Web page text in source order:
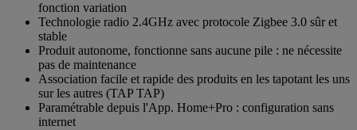
fonction variation
Technologie radio 2.4GHz avec protocole Zigbee 3.0 sûr et
stable
Produit autonome, fonctionne sans aucune pile : ne nécessite
pas de maintenance
Association facile et rapide des produits en les tapotant les uns
sur les autres (TAP TAP)
Paramétrable depuis l'App. Home+Pro : configuration sans
internet